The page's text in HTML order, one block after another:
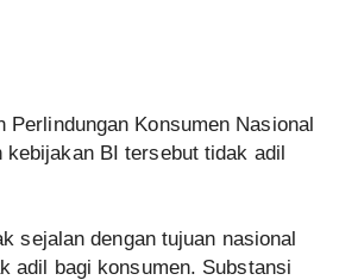
Perlindungan Konsumen Nasional
kebijakan BI tersebut tidak adil
sejalan dengan tujuan nasional
adil bagi konsumen. Substansi